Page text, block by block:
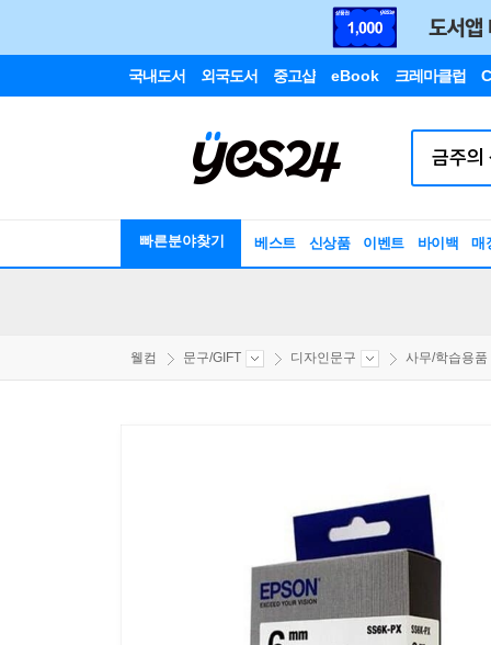
국내도서 외국도서 중고샵 eBook 크레마클럽
빠른분야찾기 베스트 신상품 이벤트 바이백 매
웰컴 문구/GIFT 디자인문구 사무/학습용품